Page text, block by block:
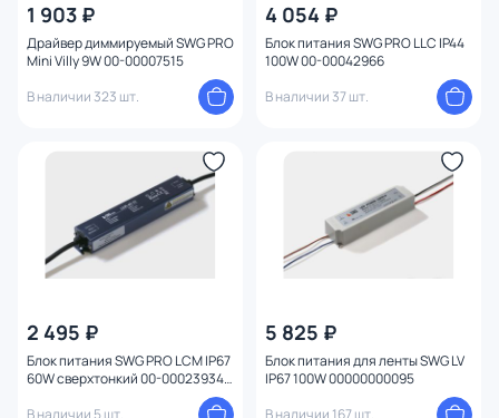
1 903 ₽
Драйвер диммируемый SWG PRO
Mini Villy 9W 00-00007515
В наличии 323 шт.
4 054 ₽
Блок питания SWG PRO LLC IP44
100W 00-00042966
В наличии 37 шт.
2 495 ₽
Блок питания SWG PRO LCM IP67
60W сверхтонкий 00-00023934
В наличии 5 шт.
5 825 ₽
Блок питания для ленты SWG LV
IP67 100W 00000000095
В наличии 167 шт.